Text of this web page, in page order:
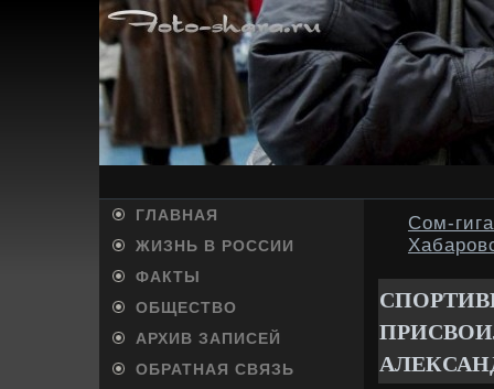
ГЛАВНАЯ
ЖИЗНЬ В РОССИИ
ФАКТЫ
ОБЩЕСТВО
АРХИВ ЗАПИСЕЙ
ОБРАТНАЯ СВЯЗЬ
Сом-